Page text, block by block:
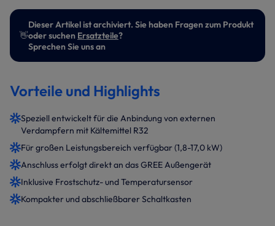
👋
Dieser Artikel ist archiviert. Sie haben Fragen zum Produkt
oder suchen Ersatzteile?
Sprechen Sie uns an
Vorteile und Highlights
Speziell entwickelt für die Anbindung von externen
Verdampfern mit Kältemittel R32
Für großen Leistungsbereich verfügbar (1,8-17,0 kW)
Anschluss erfolgt direkt an das GREE Außengerät
Inklusive Frostschutz- und Temperatursensor
Kompakter und abschließbarer Schaltkasten